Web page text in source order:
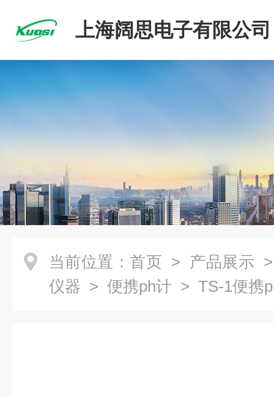
上海阔思电子有限公司
当前位置： 首页 > 产品展示
仪器 > 便携ph计 > TS-1便携